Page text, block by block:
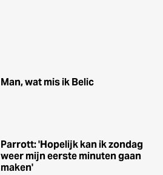
Man, wat mis ik Belic
Parrott: 'Hopelijk kan ik zondag
weer mijn eerste minuten gaan
maken'